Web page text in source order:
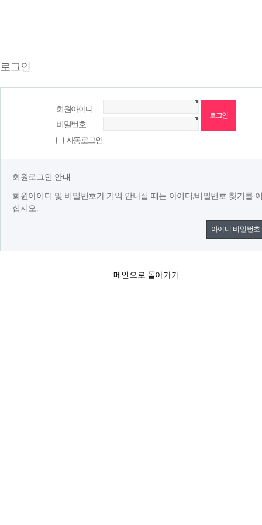
로그인
회원아이디
비밀번호
자동로그인
회원로그인 안내
회원아이디 및 비밀번호가 기억 안나실 때는 아이디/비밀번호 찾기를
십시오.
아이디 비밀번호
메인으로 돌아가기